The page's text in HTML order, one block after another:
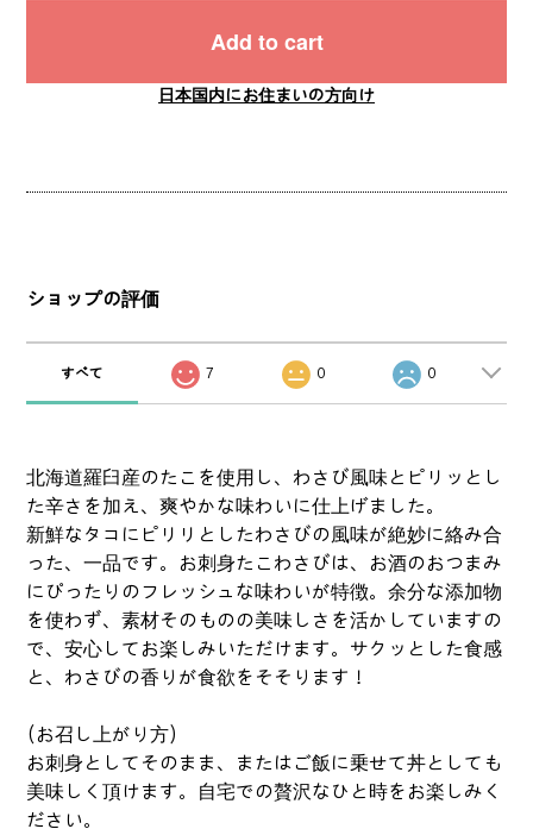
Add to cart
日本国内にお住まいの方向け
ショップの評価
すべて 7 0 0
北海道羅臼産のたこを使用し、わさび風味とピリッとし
た辛さを加え、爽やかな味わいに仕上げました。
新鮮なタコにピリリとしたわさびの風味が絶妙に絡み合
った、一品です。お刺身たこわさびは、お酒のおつまみ
にぴったりのフレッシュな味わいが特徴。余分な添加物
を使わず、素材そのものの美味しさを活かしていますの
で、安心してお楽しみいただけます。サクッとした食感
と、わさびの香りが食欲をそそります！
(お召し上がり方)
お刺身としてそのまま、またはご飯に乗せて丼としても
美味しく頂けます。自宅での贅沢なひと時をお楽しみく
ださい。